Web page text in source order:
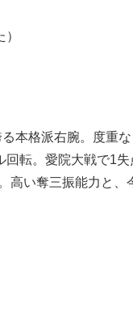
本格派右腕。度重な
転。愛院大戦で1失
高い奪三振能力と、